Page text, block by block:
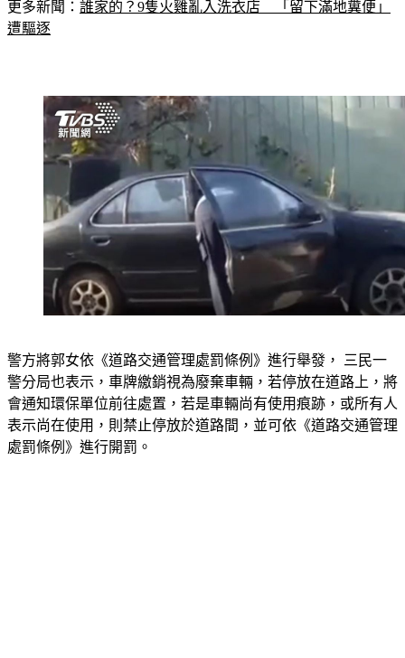
遭驅逐
警分局也表示，車牌繳銷視為廢棄車輛，若停放在道路上，將
會通知環保單位前往處置，若是車輛尚有使用痕跡，或所有人
表示尚在使用，則禁止停放於道路間，並可依《道路交通管理
處罰條例》進行開罰。